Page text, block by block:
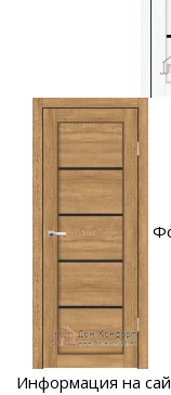
Информация на